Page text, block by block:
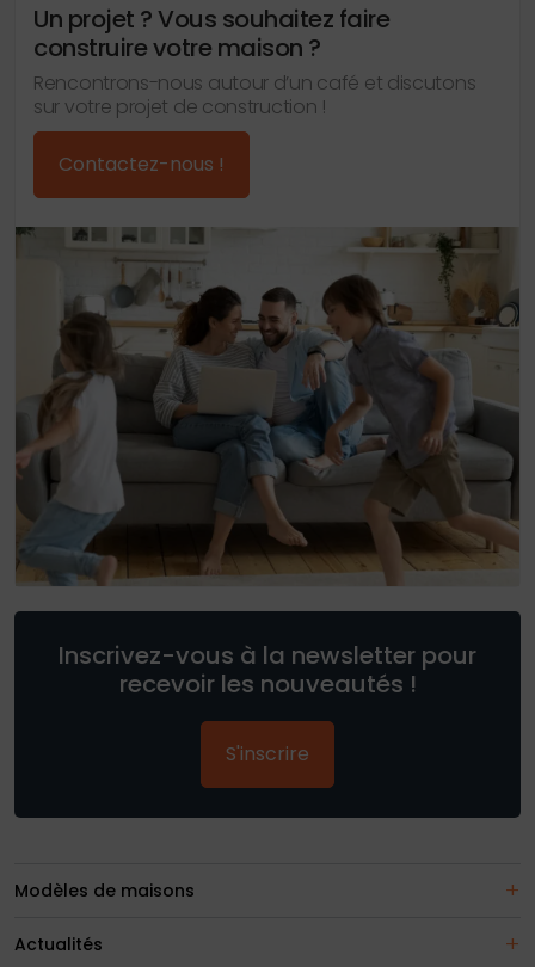
Un projet ? Vous souhaitez faire
construire votre maison ?
Rencontrons-nous autour d’un café et discutons
sur votre projet de construction !
Contactez-nous !
Inscrivez-vous à la newsletter pour
recevoir les nouveautés !
S'inscrire
Modèles de maisons
Actualités